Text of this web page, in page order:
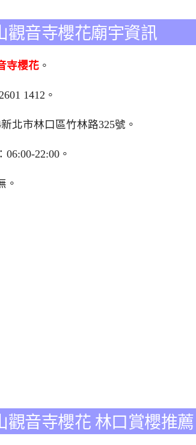
觀音寺櫻花廟宇資訊
寺櫻花 。
1412 。
北市林口區竹林路325號。
06:00-22:00。
。
觀音寺櫻花 林口賞櫻推薦